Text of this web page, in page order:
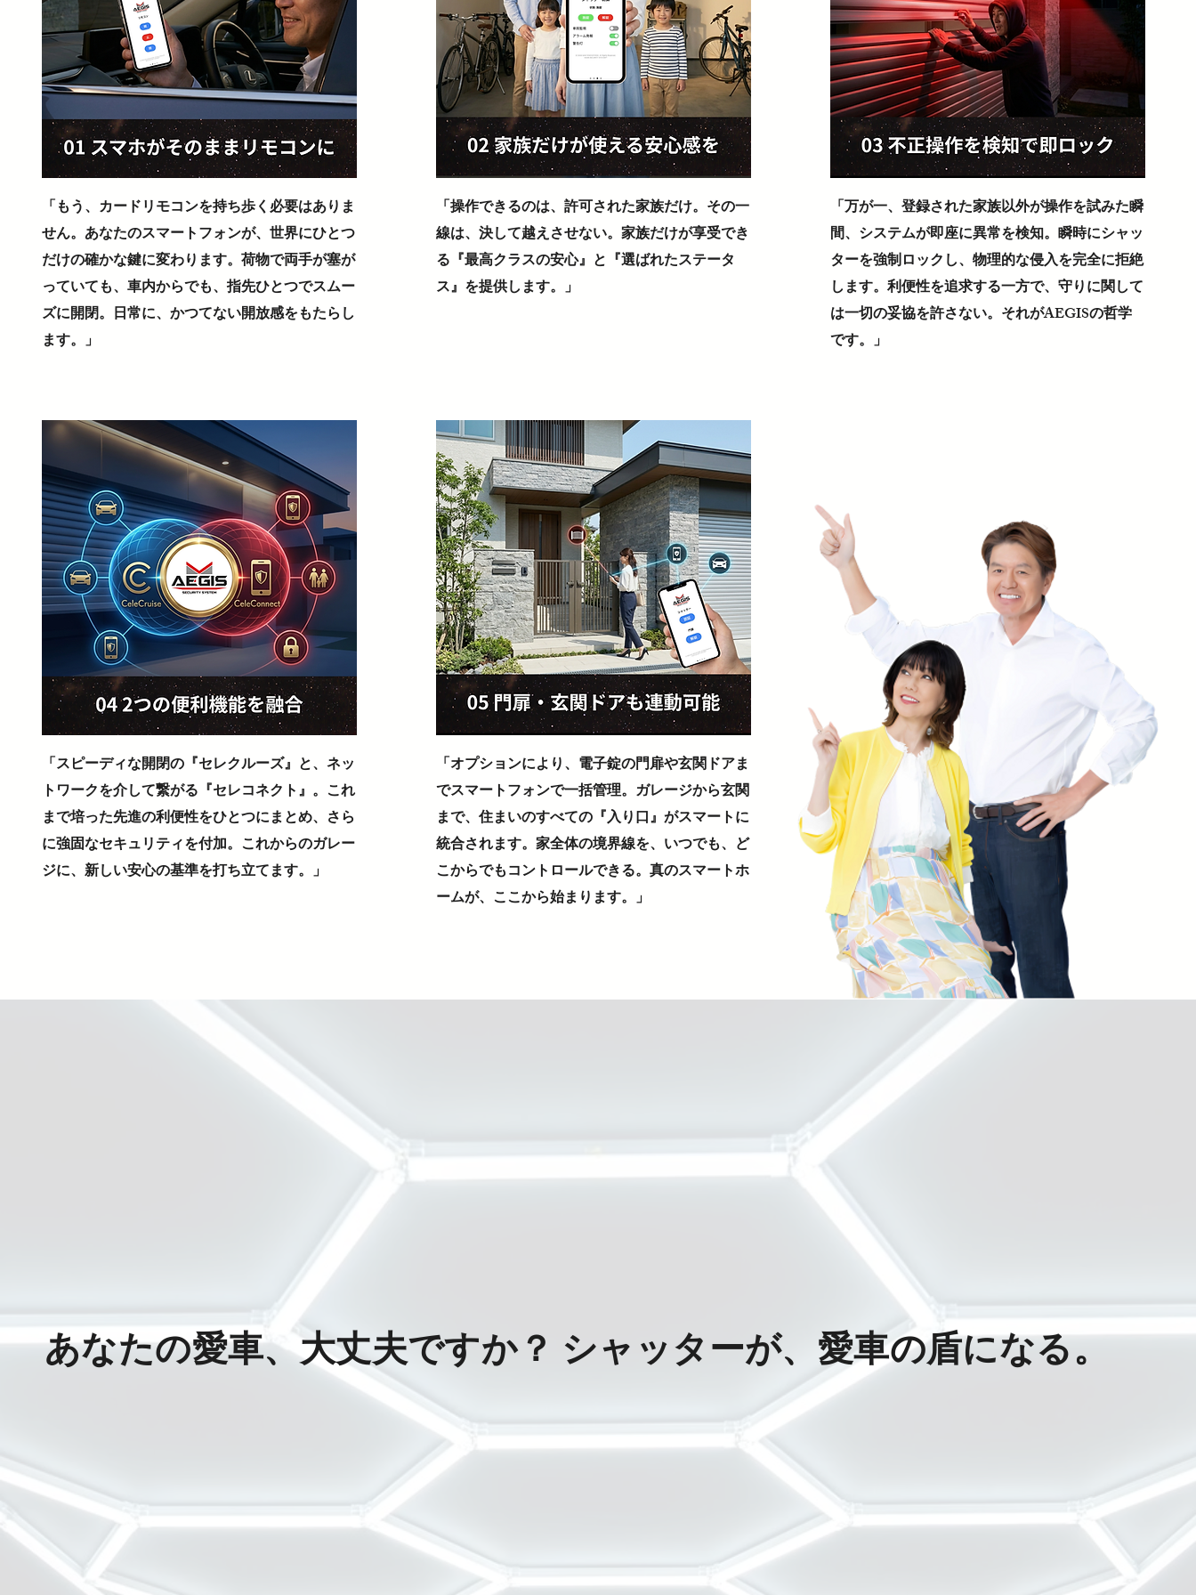
「もう、カードリモコンを持ち歩く必要はありま
せん。あなたのスマートフォンが、世界にひとつ
だけの確かな鍵に変わります。荷物で両手が塞が
っていても、車内からでも、指先ひとつでスムー
ズに開閉。日常に、かつてない開放感をもたらし
ます。」
「スピーディな開閉の『セレクルーズ』と、ネッ
トワークを介して繋がる『セレコネクト』。これ
まで培った先進の利便性をひとつにまとめ、さら
に強固なセキュリティを付加。これからのガレー
ジに、新しい安心の基準を打ち立てます。」
「操作できるのは、許可された家族だけ。その一
線は、決して越えさせない。家族だけが享受でき
る『最高クラスの安心』と『選ばれたステータ
ス』を提供します。」
「オプションにより、電子錠の門扉や玄関ドアま
でスマートフォンで一括管理。ガレージから玄関
まで、住まいのすべての『入り口』がスマートに
統合されます。家全体の境界線を、いつでも、ど
こからでもコントロールできる。真のスマートホ
ームが、ここから始まります。」
「万が一、登録された家族以外が操作を試みた瞬
間、システムが即座に異常を検知。瞬時にシャッ
ターを強制ロックし、物理的な侵入を完全に拒絶
します。利便性を追求する一方で、守りに関して
は一切の妥協を許さない。それがAEGISの哲学
です。」
あなたの愛車、大丈夫ですか？ シャッターが、愛車の盾になる。